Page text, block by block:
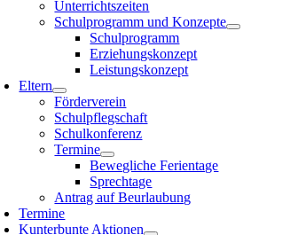
Unterrichtszeiten
Schulprogramm und Konzepte
Schulprogramm
Erziehungskonzept
Leistungskonzept
Eltern
Förderverein
Schulpflegschaft
Schulkonferenz
Termine
Bewegliche Ferientage
Sprechtage
Antrag auf Beurlaubung
Termine
Kunterbunte Aktionen